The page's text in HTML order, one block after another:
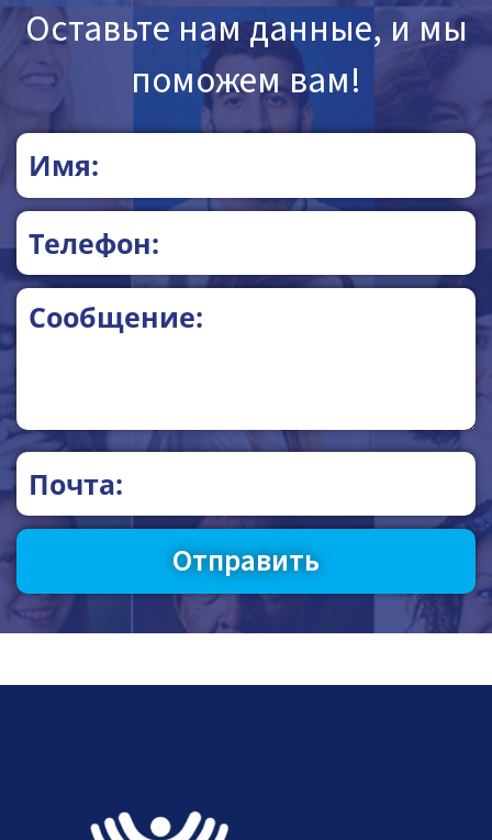
Оставьте нам данные, и мы
поможем вам!